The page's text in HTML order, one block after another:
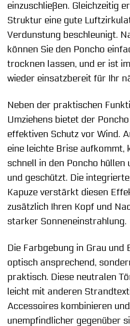
einzuschließen. Gleichzeitig
Struktur eine gute
Verdunstung beschleunigt.
können Sie den Poncho
trocknen lassen, und er ist
wieder einsatzbereit für Ihr
Neben der praktischen
Umziehens bietet der
effektiven Schutz vor Wind.
eine leichte Brise aufkommt,
schnell in den Poncho hüllen
und geschützt. Die
Kapuze verstärkt diesen
zusätzlich Ihren Kopf und
starker Sonneneinstrahlung.
Die Farbgebung in Grau und
optisch ansprechend,
praktisch. Diese neutralen
leicht mit anderen
Accessoires kombinieren
unempfindlicher gegenüber